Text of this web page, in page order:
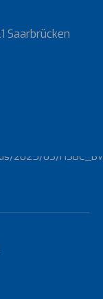
Saarbrücken